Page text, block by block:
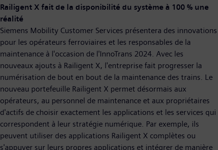
Railigent X fait de la disponibilité du système à 100 % une
réalité
Siemens Mobility Customer Services présentera des innovations
pour les opérateurs ferroviaires et les responsables de la
maintenance à l'occasion de l'InnoTrans 2024. Avec les
nouveaux ajouts à Railigent X, l'entreprise fait progresser la
numérisation de bout en bout de la maintenance des trains. Le
nouveau portefeuille Railigent X permet désormais aux
opérateurs, au personnel de maintenance et aux propriétaires
d'actifs de choisir exactement les applications et les services qui
correspondent à leur stratégie numérique. Par exemple, ils
peuvent utiliser des applications Railigent X complètes ou
s'appuyer sur leurs propres applications et intégrer de manière